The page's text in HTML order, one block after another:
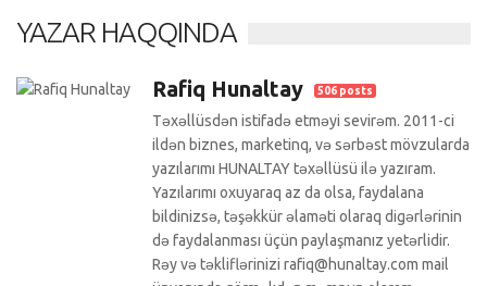
YAZAR HAQQINDA
Rafiq Hunaltay 506 posts
Təxəllüsdən istifadə etməyi sevirəm. 2011-ci
ildən biznes, marketinq, və sərbəst mövzularda
yazılarımı HUNALTAY təxəllüsü ilə yazıram.
Yazılarımı oxuyaraq az da olsa, faydalana
bildinizsə, təşəkkür əlaməti olaraq digərlərinin
də faydalanması üçün paylaşmanız yetərlidir.
Rəy və təkliflərinizi rafiq@hunaltay.com mail